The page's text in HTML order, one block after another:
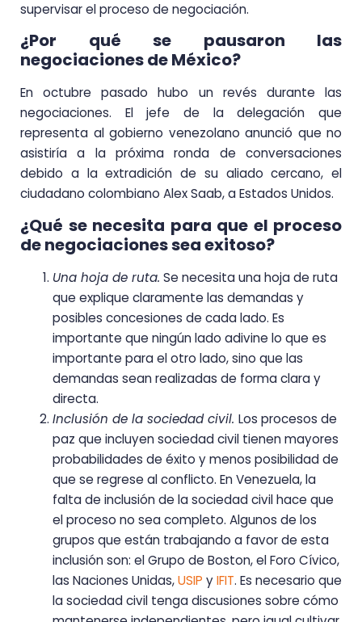
supervisar el proceso de negociación.
¿Por qué se pausaron las
negociaciones de México?
En octubre pasado hubo un revés durante las
negociaciones. El jefe de la delegación que
representa al gobierno venezolano anunció que no
asistiría a la próxima ronda de conversaciones
debido a la extradición de su aliado cercano, el
ciudadano colombiano Alex Saab, a Estados Unidos.
¿Qué se necesita para que el proceso
de negociaciones sea exitoso?
Una hoja de ruta. Se necesita una hoja de ruta
que explique claramente las demandas y
posibles concesiones de cada lado. Es
importante que ningún lado adivine lo que es
importante para el otro lado, sino que las
demandas sean realizadas de forma clara y
directa.
Inclusión de la sociedad civil. Los procesos de
paz que incluyen sociedad civil tienen mayores
probabilidades de éxito y menos posibilidad de
que se regrese al conflicto. En Venezuela, la
falta de inclusión de la sociedad civil hace que
el proceso no sea completo. Algunos de los
grupos que están trabajando a favor de esta
inclusión son: el Grupo de Boston, el Foro Cívico,
las Naciones Unidas,USIP yIFIT. Es necesario que
la sociedad civil tenga discusiones sobre cómo